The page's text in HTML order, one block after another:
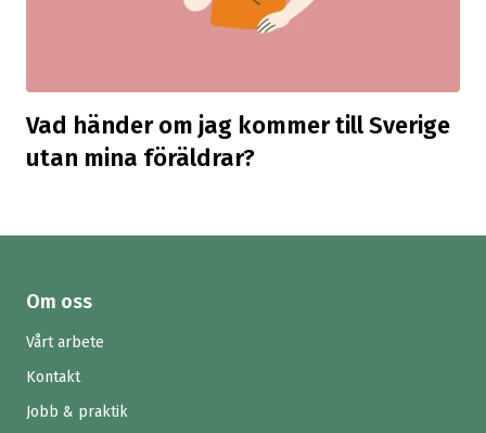
Vad händer om jag kommer till Sverige
utan mina föräldrar?
Om oss
Vårt arbete
Kontakt
Jobb & praktik